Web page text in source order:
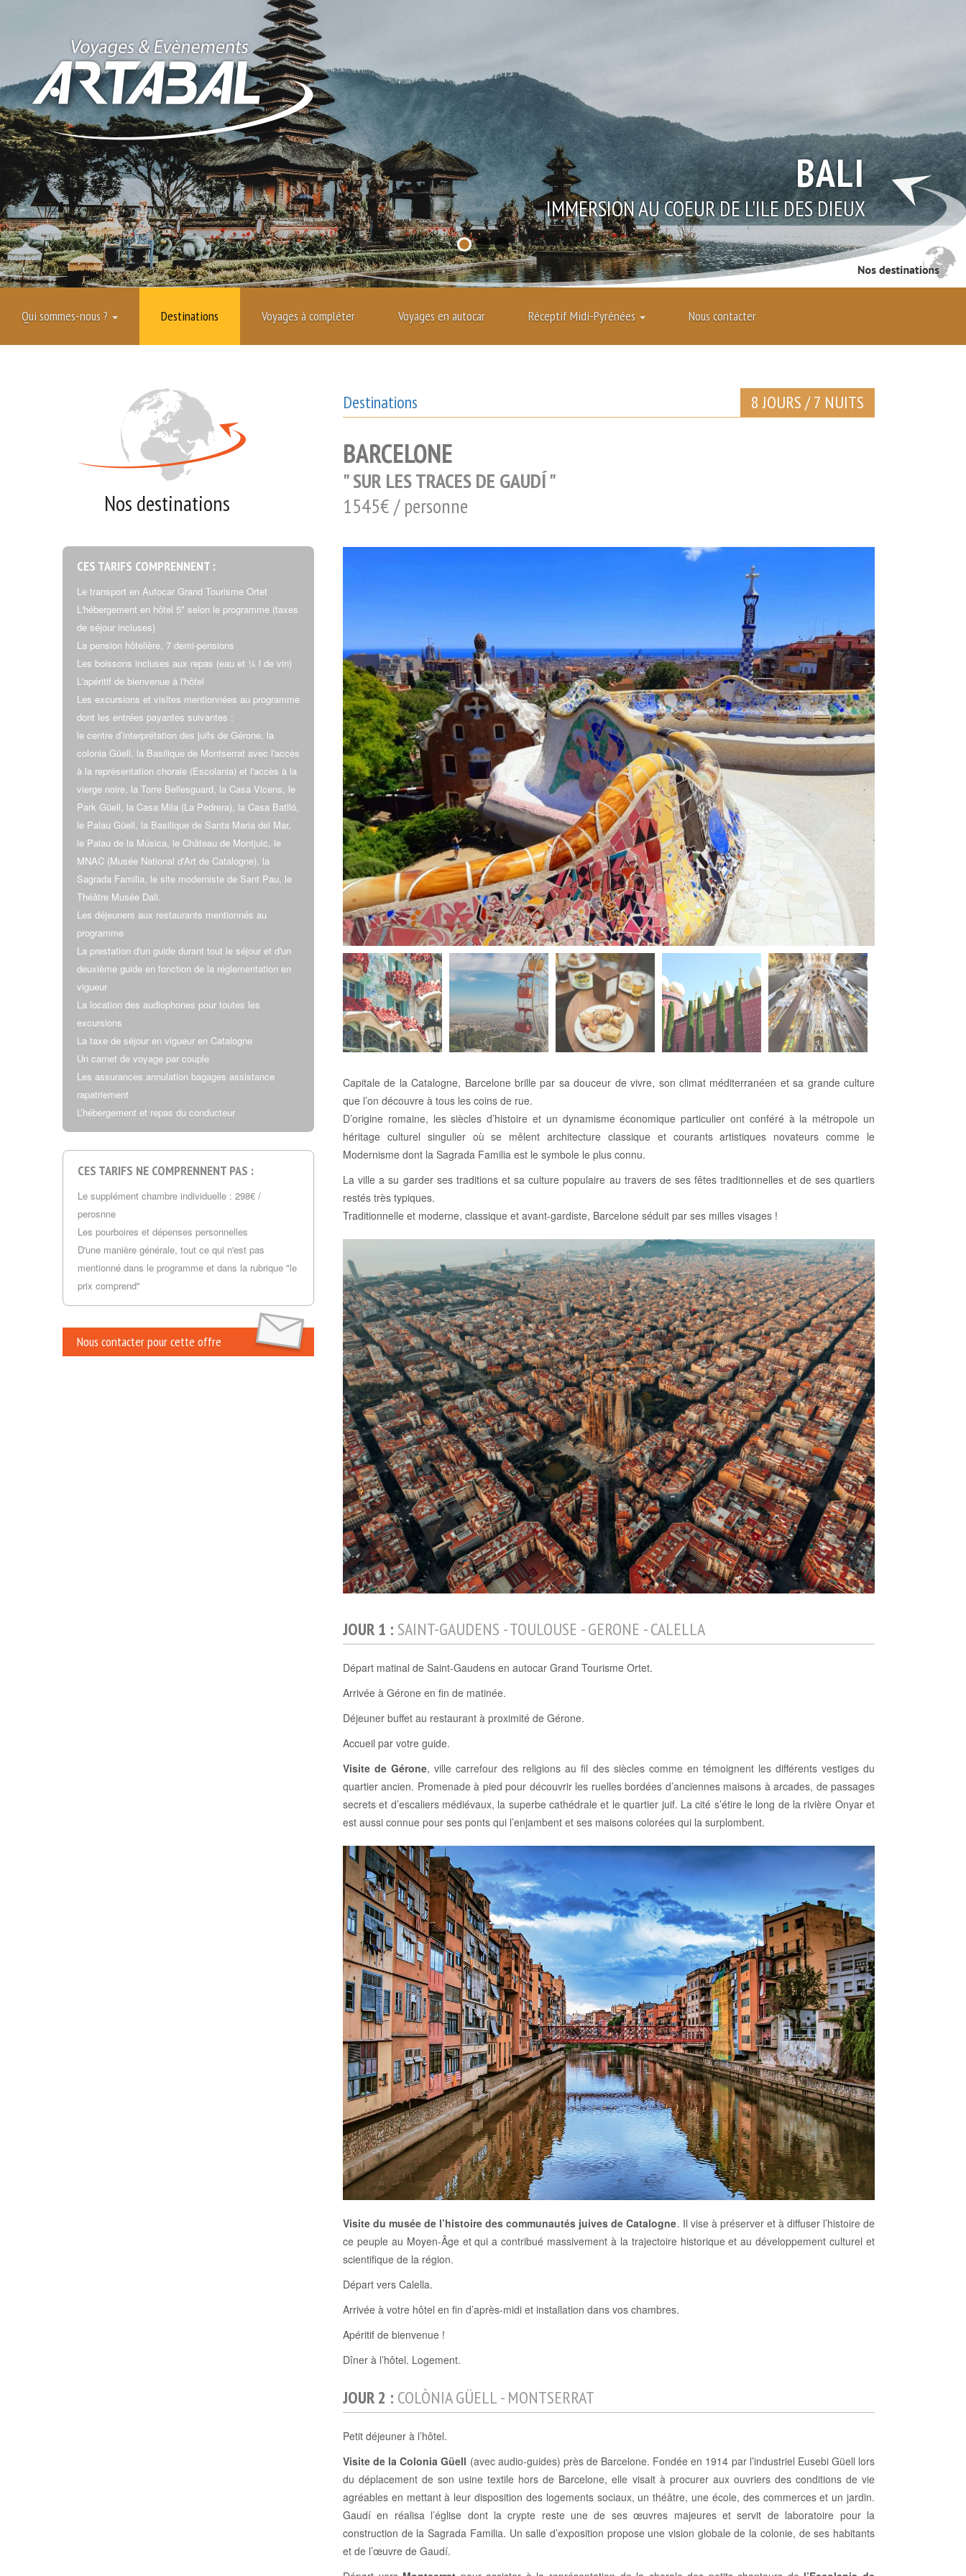
GÉRONE
LA FÊTE DES FLEURS A GÉRONE
Nos destinations
Qui sommes-nous ? Destinations Voyages à compléter Voyages en autocar Réceptif Midi-Pyrénées Nous contacter
Destinations 8 JOURS / 7 NUITS
BARCELONE
" SUR LES TRACES DE GAUDÍ "
1545€ / personne
Capitale de la Catalogne, Barcelone brille par sa douceur de vivre, son climat méditerranéen et sa grande culture
que l’on découvre à tous les coins de rue.
D’origine romaine, les siècles d’histoire et un dynamisme économique particulier ont conféré à la métropole un
héritage culturel singulier où se mêlent architecture classique et courants artistiques novateurs comme le
Modernisme dont la Sagrada Familia est le symbole le plus connu.
La ville a su garder ses traditions et sa culture populaire au travers de ses fêtes traditionnelles et de ses quartiers
restés très typiques.
Traditionnelle et moderne, classique et avant-gardiste, Barcelone séduit par ses milles visages !
JOUR 1 : SAINT-GAUDENS - TOULOUSE - GERONE - CALELLA
Départ matinal de Saint-Gaudens en autocar Grand Tourisme Ortet.
Arrivée à Gérone en fin de matinée.
Déjeuner buffet au restaurant à proximité de Gérone.
Accueil par votre guide.
Visite de Gérone, ville carrefour des religions au fil des siècles comme en témoignent les différents vestiges du
quartier ancien. Promenade à pied pour découvrir les ruelles bordées d’anciennes maisons à arcades, de passages
secrets et d’escaliers médiévaux, la superbe cathédrale et le quartier juif. La cité s’étire le long de la rivière Onyar et
est aussi connue pour ses ponts qui l’enjambent et ses maisons colorées qui la surplombent.
Visite du musée de l’histoire des communautés juives de Catalogne. Il vise à préserver et à diffuser l’histoire de
ce peuple au Moyen-Âge et qui a contribué massivement à la trajectoire historique et au développement culturel et
scientifique de la région.
Départ vers Calella.
Arrivée à votre hôtel en fin d’après-midi et installation dans vos chambres.
Apéritif de bienvenue !
Dîner à l’hôtel. Logement.
JOUR 2 : COLÒNIA GÜELL - MONTSERRAT
Petit déjeuner à l’hôtel.
Visite de la ColoniaGüell (avec audio-guides) près de Barcelone. Fondée en 1914 par l’industriel Eusebi Güell lors
du déplacement de son usine textile hors de Barcelone, elle visait à procurer aux ouvriers des conditions de vie
agréables en mettant à leur disposition des logements sociaux, un théâtre, une école, des commerces et un jardin.
Gaudí en réalisa l’église dont la crypte reste une de ses œuvres majeures et servit de laboratoire pour la
construction de la Sagrada Familia. Un salle d’exposition propose une vision globale de la colonie, de ses habitants
et de l’œuvre de Gaudí.
Nos destinations
CES TARIFS COMPRENNENT :
Le transport en Autocar Grand Tourisme Ortet
L'hébergement en hôtel 5* selon le programme (taxes
de séjour incluses)
La pension hôtelière, 7 demi-pensions
Les boissons incluses aux repas (eau et ¼ l de vin)
L'apéritif de bienvenue à l'hôtel
Les excursions et visites mentionnées au programme
dont les entrées payantes suivantes :
le centre d’interprétation des juifs de Gérone, la
colonia Güell, la Basilique de Montserrat avec l'accès
à la représentation chorale (Escolania) et l'accès à la
vierge noire, la Torre Bellesguard, la Casa Vicens, le
Park Güell, la Casa Mila (La Pedrera), la Casa Batlló,
le Palau Güell, la Basilique de Santa Maria del Mar,
le Palau de la Música, le Château de Montjuic, le
MNAC (Musée National d'Art de Catalogne), la
Sagrada Familia, le site moderniste de Sant Pau, le
Théâtre Musée Dali.
Les déjeuners aux restaurants mentionnés au
programme
La prestation d'un guide durant tout le séjour et d'un
deuxième guide en fonction de la réglementation en
vigueur
La location des audiophones pour toutes les
excursions
La taxe de séjour en vigueur en Catalogne
Un carnet de voyage par couple
Les assurances annulation bagages assistance
rapatriement
L’hébergement et repas du conducteur
CES TARIFS NE COMPRENNENT PAS :
Le supplément chambre individuelle : 298€ /
perosnne
Les pourboires et dépenses personnelles
D'une manière générale, tout ce qui n'est pas
mentionné dans le programme et dans la rubrique "le
prix comprend"
Nous contacter pour cette offre